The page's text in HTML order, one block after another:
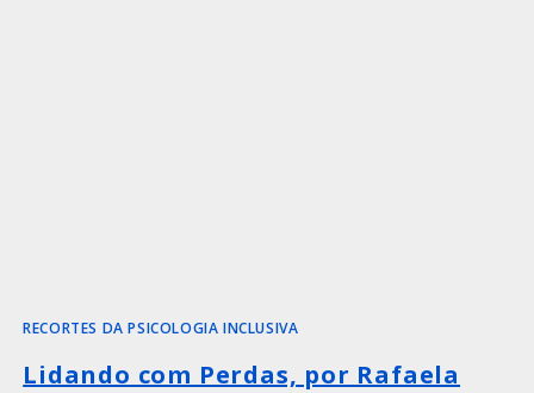
RECORTES DA PSICOLOGIA INCLUSIVA
Lidando com Perdas, por Rafaela